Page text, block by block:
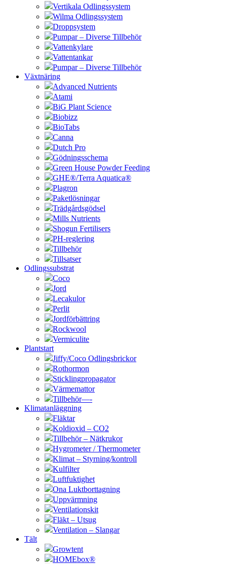
Vertikala Odlingssystem
Wilma Odlingssystem
Droppsystem
Pumpar – Diverse Tillbehör
Vattenkylare
Vattentankar
Pumpar – Diverse Tillbehör
Växtnäring
Advanced Nutrients
Atami
BiG Plant Science
Biobizz
BioTabs
Canna
Dutch Pro
Gödningsschema
Green House Powder Feeding
GHE®/Terra Aquatica®
Plagron
Paketlösningar
Trädgårdsgödsel
Mills Nutrients
Shogun Fertilisers
PH-reglering
Tillbehör
Tillsatser
Odlingssubstrat
Coco
Jord
Lecakulor
Perlit
Jordförbättring
Rockwool
Vermiculite
Plantstart
Jiffy/Coco Odlingsbrickor
Rothormon
Sticklingpropagator
Värmemattor
Tillbehör—-
Klimatanläggning
Fläktar
Koldioxid – CO2
Tillbehör – Nätkrukor
Hygrometer / Thermometer
Klimat – Styrning/kontroll
Kulfilter
Luftfuktighet
Ona Luktborttagning
Uppvärmning
Ventilationskit
Fläkt – Utsug
Ventilation – Slangar
Tält
Growtent
HOMEbox®